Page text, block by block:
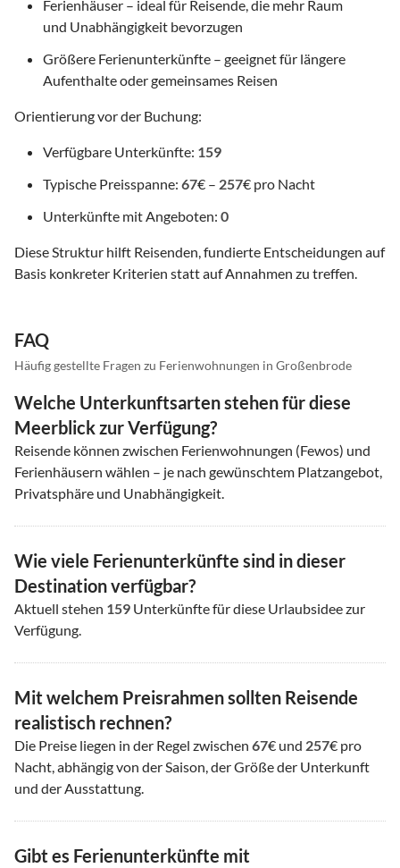
Ferienhäuser – ideal für Reisende, die mehr Raum
und Unabhängigkeit bevorzugen
Größere Ferienunterkünfte – geeignet für längere
Aufenthalte oder gemeinsames Reisen
Orientierung vor der Buchung:
Verfügbare Unterkünfte: 159
Typische Preisspanne: 67€ – 257€ pro Nacht
Unterkünfte mit Angeboten: 0
Diese Struktur hilft Reisenden, fundierte Entscheidungen auf
Basis konkreter Kriterien statt auf Annahmen zu treffen.
FAQ
Häufig gestellte Fragen zu Ferienwohnungen in Großenbrode
Welche Unterkunftsarten stehen für diese
Meerblick zur Verfügung?
Reisende können zwischen Ferienwohnungen (Fewos) und
Ferienhäusern wählen – je nach gewünschtem Platzangebot,
Privatsphäre und Unabhängigkeit.
Wie viele Ferienunterkünfte sind in dieser
Destination verfügbar?
Aktuell stehen 159 Unterkünfte für diese Urlaubsidee zur
Verfügung.
Mit welchem Preisrahmen sollten Reisende
realistisch rechnen?
Die Preise liegen in der Regel zwischen 67€ und 257€ pro
Nacht, abhängig von der Saison, der Größe der Unterkunft
und der Ausstattung.
Gibt es Ferienunterkünfte mit